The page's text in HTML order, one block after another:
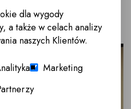
dla wygody
a także w celach analizy
naszych Klientów.
Marketing